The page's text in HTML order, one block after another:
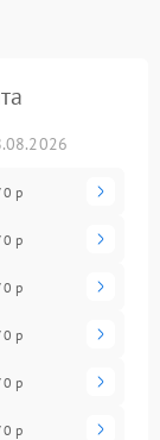
р
р
р
р
р
р